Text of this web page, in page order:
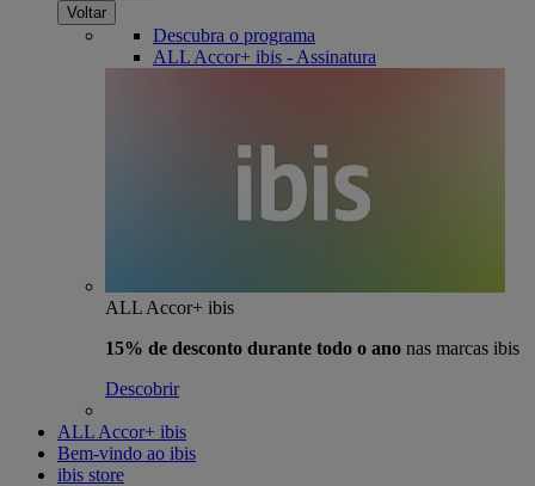
Voltar
Descubra o programa
ALL Accor+ ibis - Assinatura
ALL Accor+ ibis
15% de desconto durante todo o ano nas marcas ibis
Descobrir
ALL Accor+ ibis
Bem-vindo ao ibis
ibis store